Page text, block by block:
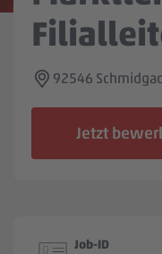
Mein
92546
Jetzt
Job-ID